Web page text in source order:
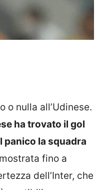
o nulla all’Udinese.
ha trovato il gol
panico la squadra
fino a
dell’Inter, che